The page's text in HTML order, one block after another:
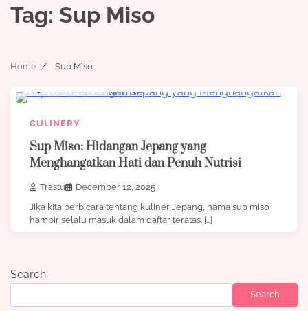
Tag: Sup Miso
Home Sup Miso
CULINERY
Sup Miso: Hidangan Jepang yang
Menghangatkan Hati dan Penuh Nutrisi
Trastu
December 12, 2025
Jika kita berbicara tentang kuliner Jepang, nama sup miso
hampir selalu masuk dalam daftar teratas. […]
Search
Search